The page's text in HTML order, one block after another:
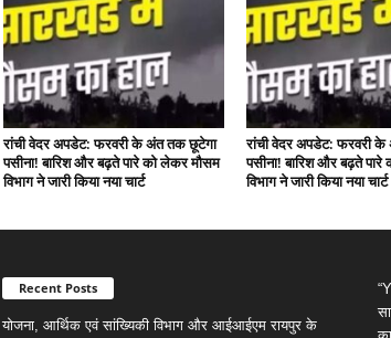
रांची वेदर अपडेट: फरवरी के अंत तक छूटेगा
पसीना! बारिश और बढ़ते पारे को लेकर मौसम
विभाग ने जारी किया नया चार्ट
रांची वेदर अपडेट: फरवरी
पसीना! बारिश और बढ़ते
विभाग ने जारी किया नया चार्ट
Recent Posts
योजना, आर्थिक एवं सांख्यिकी विभाग और आईआईएम रायपुर के